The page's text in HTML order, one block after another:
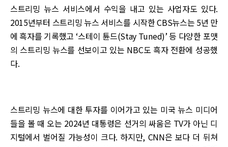
스트리밍 뉴스 서비스에서 수익을 내고 있는 사업자도 있다.
2015년부터 스트리밍 뉴스 서비스를 시작한 CBS뉴스는 5년 만
에 흑자를 기록했고 ‘스테이 튠드(Stay Tuned)’ 등 다양한 포맷
의 스트리밍 뉴스를 선보이고 있는 NBC도 흑자 전환에 성공했
다.
스트리밍 뉴스에 대한 투자를 이어가고 있는 미국 뉴스 미디어
들을 볼 때 오는 2024년 대통령은 선거의 싸움은 TV가 아닌 디
지털에서 벌어질 가능성이 크다. 하지만, CNN은 보다 더 뒤쳐